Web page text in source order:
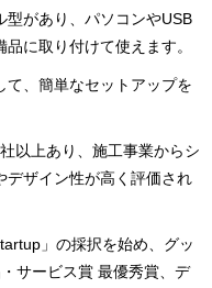
型があり、パソコンやUSB
に取り付けて使えます。
て、簡単なセットアップを
以上あり、施工事業からシ
デザイン性が高く評価され
」の採択を始め、グッ
サービス賞 最優秀賞、デ